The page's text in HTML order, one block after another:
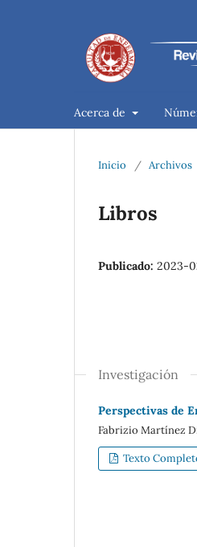
Acerca de
Inicio / Archivos
Libros
Publicado: 2023-
Investigación
Perspectivas de
Fabrizio Martínez
Texto